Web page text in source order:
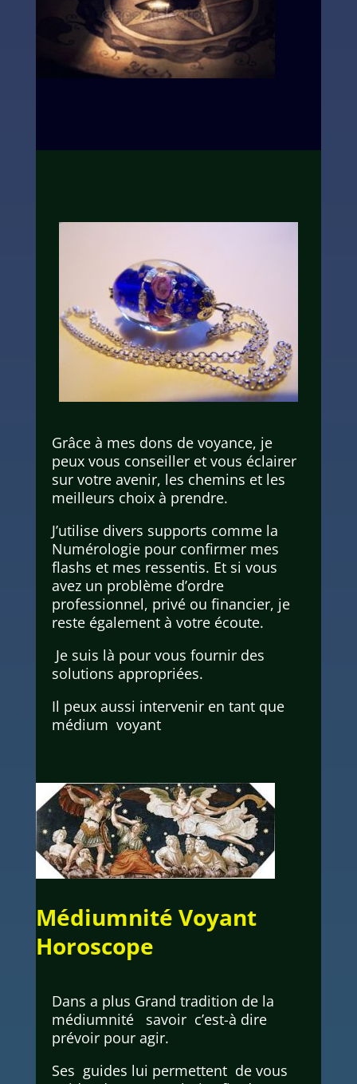
Grâce à mes dons de voyance, je
peux vous conseiller et vous éclairer
sur votre avenir, les chemins et les
meilleurs choix à prendre.
J’utilise divers supports comme la
Numérologie pour confirmer mes
flashs et mes ressentis. Et si vous
avez un problème d’ordre
professionnel, privé ou financier, je
reste également à votre écoute.
Je suis là pour vous fournir des
solutions appropriées.
Il peux aussi intervenir en tant que
médium voyant
Médiumnité Voyant
Horoscope
Dans a plus Grand tradition de la
médiumnité savoir c’est-à dire
prévoir pour agir.
Ses guides lui permettent de vous